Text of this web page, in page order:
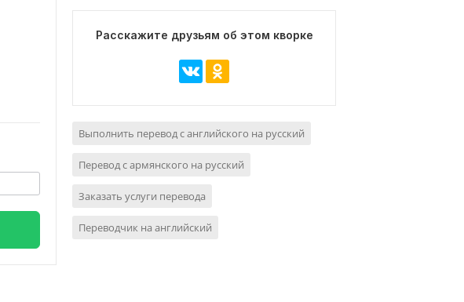
Расскажите друзьям об этом кворке
Выполнить перевод с английского на русский
Перевод с армянского на русский
Заказать услуги перевода
Переводчик на английский